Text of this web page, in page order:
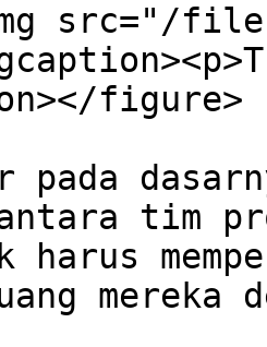
src="/
figure>
pada
tim
harus
mereka